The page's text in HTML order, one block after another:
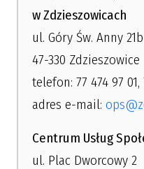
w Zdzieszowicach
ul. Góry Św. Anny
47-330 Zdzieszowice
telefon: 77 474 97 01,
adres e-mail:
Centrum Usług
ul. Plac Dworcowy 2